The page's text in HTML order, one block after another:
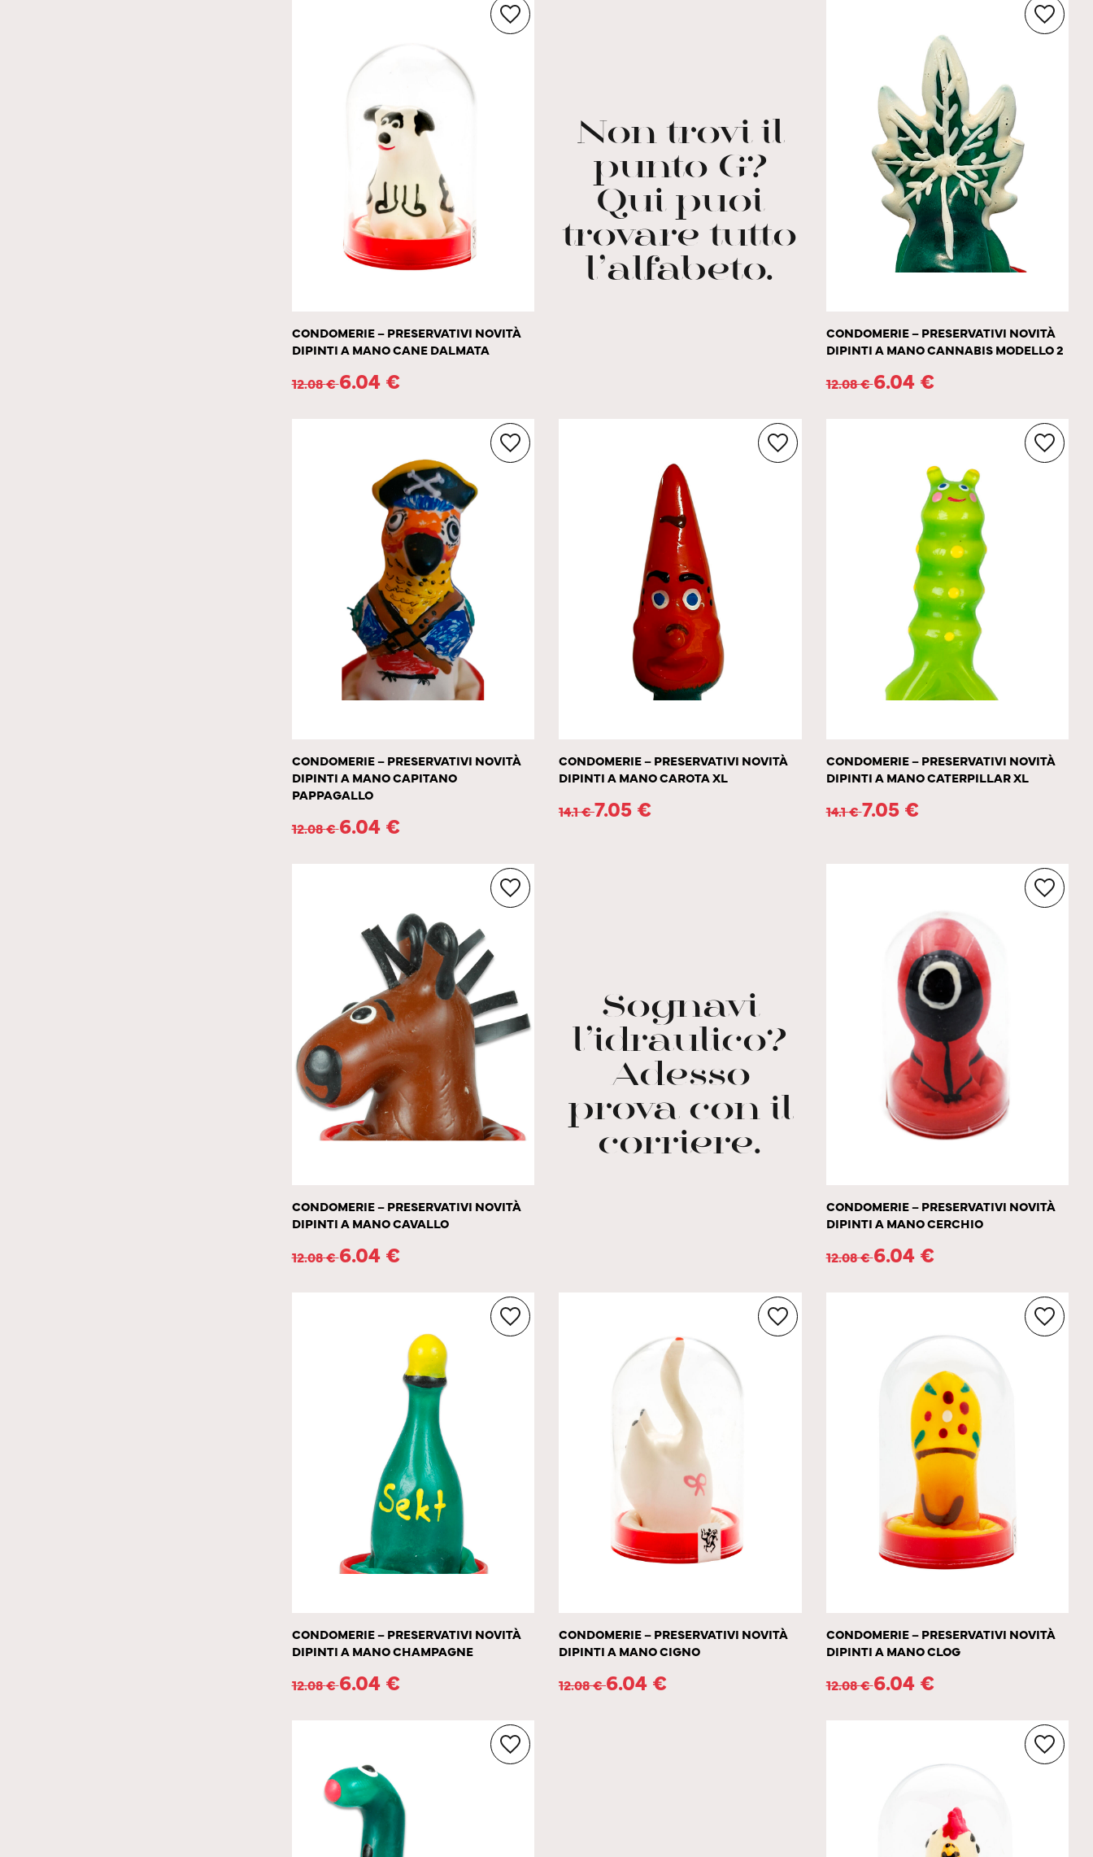
CONDOMERIE – PRESERVATIVI NOVITÀ
DIPINTI A MANO CANE DALMATA
12.08€6.04 €
Non trovi il
punto G?
Qui puoi
trovare tutto
l’alfabeto.
CONDOMERIE – PRESERVATIVI NOVITÀ
DIPINTI A MANO CANNABIS MODELLO 2
12.08€6.04 €
CONDOMERIE – PRESERVATIVI NOVITÀ
DIPINTI A MANO CAPITANO
PAPPAGALLO
12.08€6.04 €
CONDOMERIE – PRESERVATIVI NOVITÀ
DIPINTI A MANO CAROTA XL
14.1€7.05 €
CONDOMERIE – PRESERVATIVI NOVITÀ
DIPINTI A MANO CATERPILLAR XL
14.1€7.05 €
CONDOMERIE – PRESERVATIVI NOVITÀ
DIPINTI A MANO CAVALLO
12.08€6.04 €
Sognavi
l’idraulico?
Adesso
prova con il
corriere.
CONDOMERIE – PRESERVATIVI NOVITÀ
DIPINTI A MANO CERCHIO
12.08€6.04 €
CONDOMERIE – PRESERVATIVI NOVITÀ
DIPINTI A MANO CHAMPAGNE
12.08€6.04 €
CONDOMERIE – PRESERVATIVI NOVITÀ
DIPINTI A MANO CIGNO
12.08€ 6.04 €
CONDOMERIE – PRESERVATIVI NOVITÀ
DIPINTI A MANO CLOG
12.08€6.04 €